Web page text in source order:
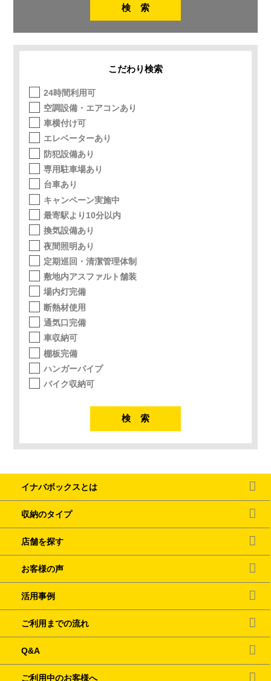
こだわり検索
24時間利用可
空調設備・エアコンあり
車横付け可
エレベーターあり
防犯設備あり
専用駐車場あり
台車あり
キャンペーン実施中
最寄駅より10分以内
換気設備あり
夜間照明あり
定期巡回・清潔管理体制
敷地内アスファルト舗装
場内灯完備
断熱材使用
通気口完備
車収納可
棚板完備
ハンガーパイプ
バイク収納可
イナバボックスとは
収納のタイプ
店舗を探す
お客様の声
活用事例
ご利用までの流れ
Q&A
ご利用中のお客様へ